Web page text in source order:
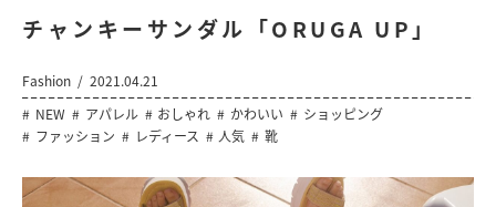
チャンキーサンダル「ORUGA UP」
Fashion
2021.04.21
NEW
アパレル おしゃれ かわいい
ショッピング
ファッション
レディース 人気 靴